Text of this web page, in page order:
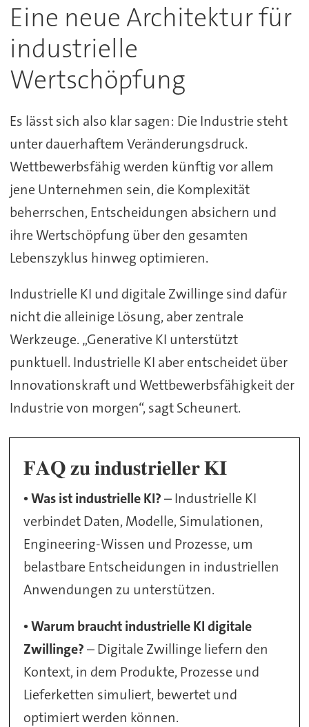
Eine neue Architektur für
industrielle
Wertschöpfung
Es lässt sich also klar sagen: Die Industrie steht
unter dauerhaftem Veränderungsdruck.
Wettbewerbsfähig werden künftig vor allem
jene Unternehmen sein, die Komplexität
beherrschen, Entscheidungen absichern und
ihre Wertschöpfung über den gesamten
Lebenszyklus hinweg optimieren.
Industrielle KI und digitale Zwillinge sind dafür
nicht die alleinige Lösung, aber zentrale
Werkzeuge. „Generative KI unterstützt
punktuell. Industrielle KI aber entscheidet über
Innovationskraft und Wettbewerbsfähigkeit der
Industrie von morgen“, sagt Scheunert.
𝐅𝐀𝐐 𝐳𝐮 𝐢𝐧𝐝𝐮𝐬𝐭𝐫𝐢𝐞𝐥𝐥𝐞𝐫 𝐊𝐈
•Was ist industrielle KI?– Industrielle KI
verbindet Daten, Modelle, Simulationen,
Engineering-Wissen und Prozesse, um
belastbare Entscheidungen in industriellen
Anwendungen zu unterstützen.
•Warum braucht industrielle KI digitale
Zwillinge?– Digitale Zwillinge liefern den
Kontext, in dem Produkte, Prozesse und
Lieferketten simuliert, bewertet und
optimiert werden können.